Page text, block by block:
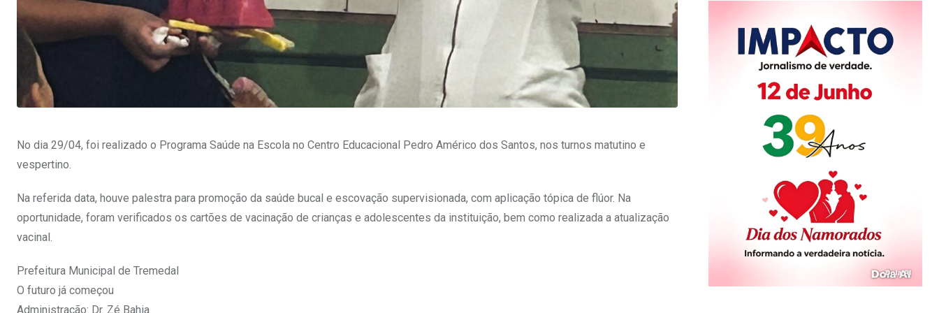
No dia 29/04, foi realizado o Programa Saúde na Escola no Centro Educacional Pedro Américo dos Santos, nos turnos matutino e
vespertino.
Na referida data, houve palestra para promoção da saúde bucal e escovação supervisionada, com aplicação tópica de flúor. Na
oportunidade, foram verificados os cartões de vacinação de crianças e adolescentes da instituição, bem como realizada a atualização
vacinal.
Prefeitura Municipal de Tremedal
O futuro já começou
Administração: Dr. Zé Bahia